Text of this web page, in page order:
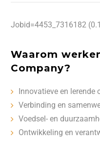
Jobid=4453_7316182
Waarom
Company?
Innovatieve en lerende
Verbinding en
Voedsel- en
Ontwikkeling en